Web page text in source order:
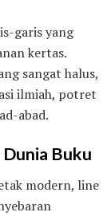
garis yang
kertas.
sangat halus,
ilmiah, potret
abad.
Buku
modern, line